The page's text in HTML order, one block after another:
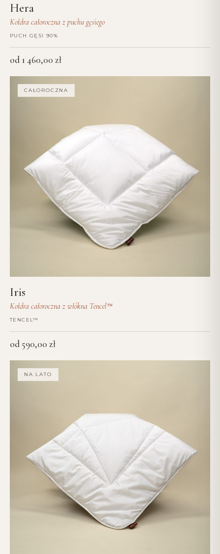
Hera
Kołdra całoroczna z puchu gęsiego
PUCH GĘSI 90%
od 1 460,00 zł
CAŁOROCZNA
Iris
Kołdra całoroczna z włókna Tencel™
TENCEL™
od 590,00 zł
NA LATO